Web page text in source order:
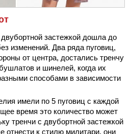
застежкой дошла до
изменений. Два ряда пуговиц,
от центра, достались тренчу
и шинелей, когда их
способами в зависимости
имели по 5 пуговиц с каждой
время это количество может
тренчи с двубортной застежкой
отнести к стилю милитари, они